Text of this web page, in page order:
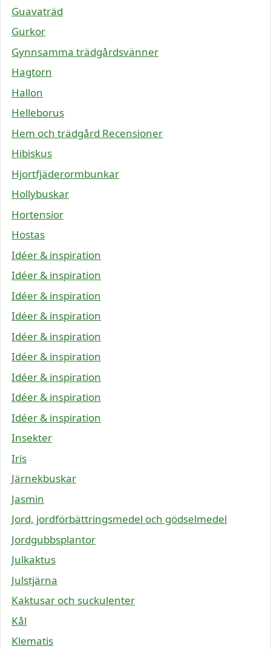
Guavaträd
Gurkor
Gynnsamma trädgårdsvänner
Hagtorn
Hallon
Helleborus
Hem och trädgård Recensioner
Hibiskus
Hjortfjäderormbunkar
Hollybuskar
Hortensior
Hostas
Idéer & inspiration
Idéer & inspiration
Idéer & inspiration
Idéer & inspiration
Idéer & inspiration
Idéer & inspiration
Idéer & inspiration
Idéer & inspiration
Idéer & inspiration
Insekter
Iris
Järnekbuskar
Jasmin
Jord, jordförbättringsmedel och gödselmedel
Jordgubbsplantor
Julkaktus
Julstjärna
Kaktusar och suckulenter
Kål
Klematis